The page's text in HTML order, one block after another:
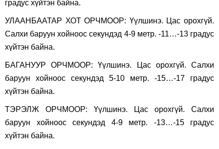
градус хүйтэн байна.
УЛААНБААТАР ХОТ ОРЧМООР: Үүлшинэ. Цас орохгүй.
Салхи баруун хойноос секундэд 4-9 метр. -11…-13 градус
хүйтэн байна.
БАГАНУУР ОРЧМООР: Үүлшинэ. Цас орохгүй. Салхи
баруун хойноос секундэд 5-10 метр. -15…-17 градус
хүйтэн байна.
ТЭРЭЛЖ ОРЧМООР: Үүлшинэ. Цас орохгүй. Салхи
баруун хойноос секундэд 4-9 метр. -13…-15 градус
хүйтэн байна.